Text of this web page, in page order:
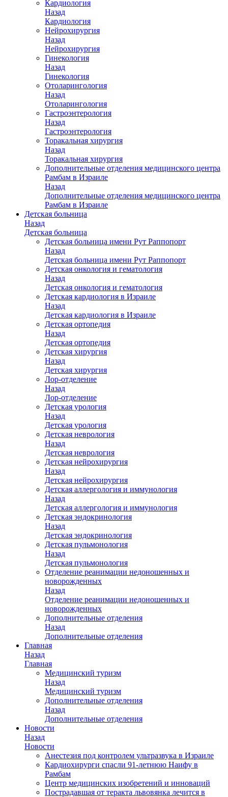
Кардиология
Назад
Кардиология
Нейрохирургия
Назад
Нейрохирургия
Гинекология
Назад
Гинекология
Отоларингология
Назад
Отоларингология
Гастроэнтерология
Назад
Гастроэнтерология
Торакальная хирургия
Назад
Торакальная хирургия
Дополнительные отделения медицинского центра
Рамбам в Израиле
Назад
Дополнительные отделения медицинского центра
Рамбам в Израиле
Детская больница
Назад
Детская больница
Детская больница имени Рут Раппопорт
Назад
Детская больница имени Рут Раппопорт
Детская онкология и гематология
Назад
Детская онкология и гематология
Детская кардиология в Израиле
Назад
Детская кардиология в Израиле
Детская ортопедия
Назад
Детская ортопедия
Детская хирургия
Назад
Детская хирургия
Лор-отделение
Назад
Лор-отделение
Детская урология
Назад
Детская урология
Детская неврология
Назад
Детская неврология
Детская нейрохирургия
Назад
Детская нейрохирургия
Детская аллергология и иммунология
Назад
Детская аллергология и иммунология
Детская эндокринология
Назад
Детская эндокринология
Детская пульмонология
Назад
Детская пульмонология
Отделение реанимации недоношенных и
новорожденных
Назад
Отделение реанимации недоношенных и
новорожденных
Дополнительные отделения
Назад
Дополнительные отделения
Главная
Назад
Главная
Медицинский туризм
Назад
Медицинский туризм
Дополнительные отделения
Назад
Дополнительные отделения
Новости
Назад
Новости
Анестезия под контролем ультразвука в Израиле
Кардиохирурги спасли 91-летнюю Наифу в
Рамбам
Центр медицинских изобретений и инноваций
Пострадавшая от теракта львовянка лечится в